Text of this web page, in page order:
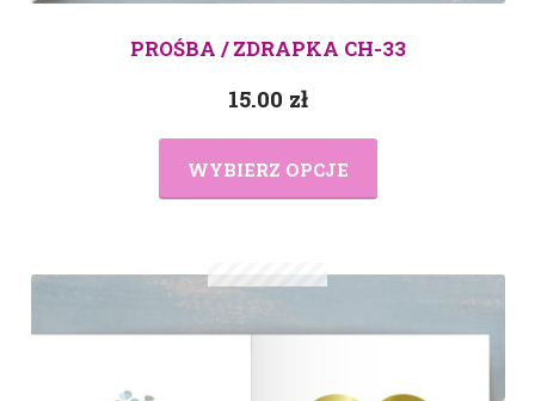
PROŚBA / ZDRAPKA CH-33
15.00 zł
WYBIERZ OPCJE